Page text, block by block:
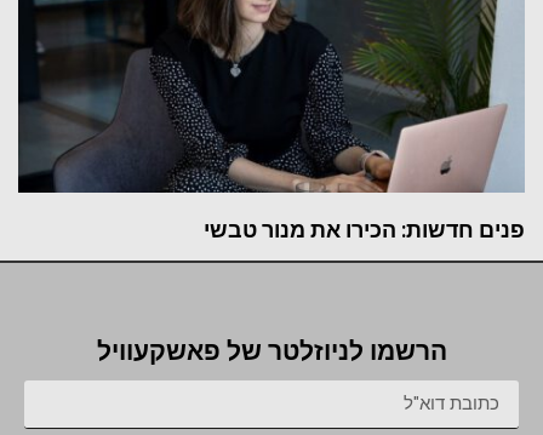
פנים חדשות: הכירו את מנור טבשי
הרשמו לניוזלטר של פאשקעוויל